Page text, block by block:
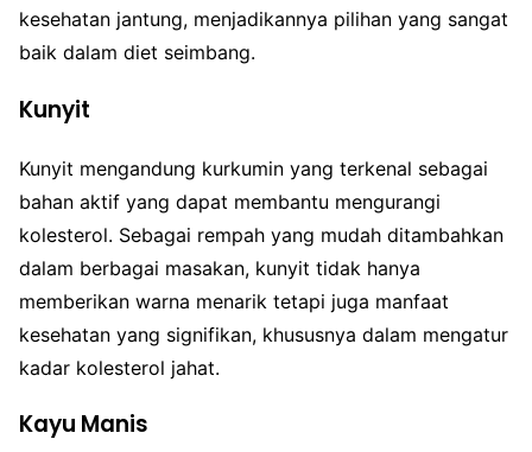
kesehatan jantung, menjadikannya pilihan yang sangat
baik dalam diet seimbang.
Kunyit
Kunyit mengandung kurkumin yang terkenal sebagai
bahan aktif yang dapat membantu mengurangi
kolesterol. Sebagai rempah yang mudah ditambahkan
dalam berbagai masakan, kunyit tidak hanya
memberikan warna menarik tetapi juga manfaat
kesehatan yang signifikan, khususnya dalam mengatur
kadar kolesterol jahat.
Kayu Manis